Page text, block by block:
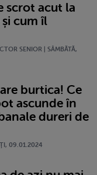
scrot acut la
cum îl
SENIOR | SÂMBĂTĂ,
burtica! Ce
ascunde în
dureri de
09.01.2024